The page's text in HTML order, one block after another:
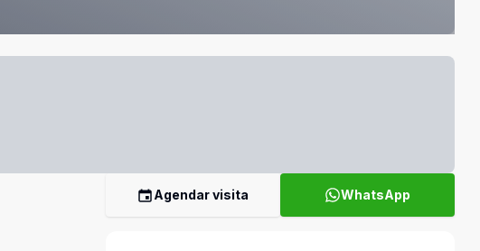
Agendar visita WhatsApp